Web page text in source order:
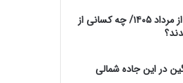
آغاز قطع یارانه نقدی و کالابرگ از مرداد ۱۴۰۵/ چه کسانی از
در این جاده شمالی